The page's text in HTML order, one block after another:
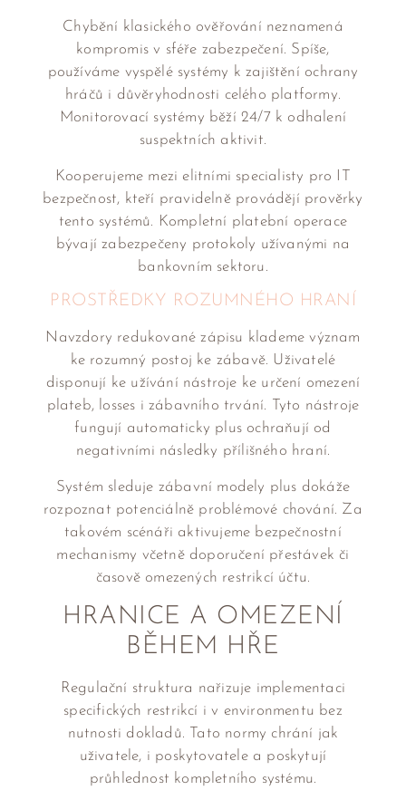
Chybění klasického ověřování neznamená
kompromis v sféře zabezpečení. Spíše,
používáme vyspělé systémy k zajištění ochrany
hráčů i důvěryhodnosti celého platformy.
Monitorovací systémy běží 24/7 k odhalení
suspektních aktivit.
Kooperujeme mezi elitními specialisty pro IT
bezpečnost, kteří pravidelně provádějí prověrky
tento systémů. Kompletní platební operace
bývají zabezpečeny protokoly užívanými na
bankovním sektoru.
PROSTŘEDKY ROZUMNÉHO HRANÍ
Navzdory redukované zápisu klademe význam
ke rozumný postoj ke zábavě. Uživatelé
disponují ke užívání nástroje ke určení omezení
plateb, losses i zábavního trvání. Tyto nástroje
fungují automaticky plus ochraňují od
negativními následky přílišného hraní.
Systém sleduje zábavní modely plus dokáže
rozpoznat potenciálně problémové chování. Za
takovém scénáři aktivujeme bezpečnostní
mechanismy včetně doporučení přestávek či
časově omezených restrikcí účtu.
HRANICE A OMEZENÍ
BĚHEM HŘE
Regulační struktura nařizuje implementaci
specifických restrikcí i v environmentu bez
nutnosti dokladů. Tato normy chrání jak
uživatele, i poskytovatele a poskytují
průhlednost kompletního systému.